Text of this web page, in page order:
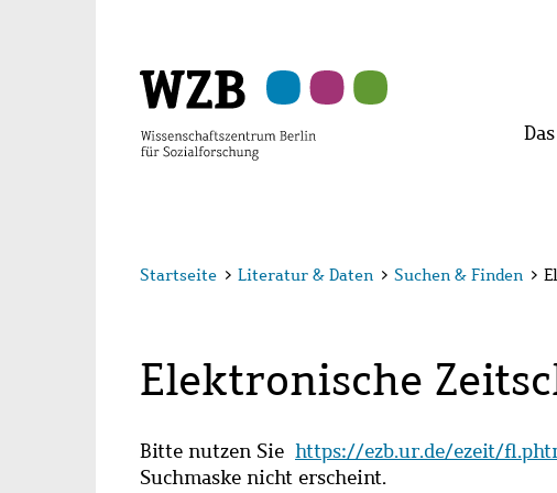
Startseite > Literatur & Daten > Suchen & Finden >
Elektronische
Bitte nutzen Sie https://ezb.ur.de/ezeit/
Suchmaske nicht erscheint.